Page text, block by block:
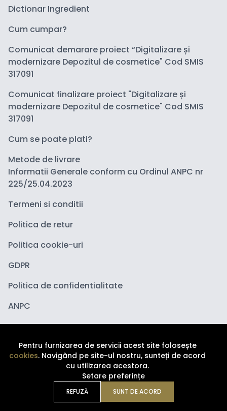
Dictionar Ingredient
Cum cumpar?
Comunicat demarare proiect “Digitalizare și
modernizare Depozitul de cosmetice" Cod SMIS
317091
Comunicat finalizare proiect "Digitalizare și
modernizare Depozitul de cosmetice" Cod SMIS
317091
Cum se poate plati?
Metode de livrare
Informatii Generale conform cu Ordinul ANPC nr
225/25.04.2023
Termeni si conditii
Politica de retur
Politica cookie-uri
GDPR
Politica de confidentialitate
ANPC
Copyright ©2026Depozituldecosmetice.ro. Toate
drepturile sunt rezervate.
Pentru furnizarea de servicii acest site folosește
cookies. Navigând pe site-ul nostru, sunteți de acord
cu utilizarea acestora.
Setare preferințe
REFUZĂ SUNT DE ACORD